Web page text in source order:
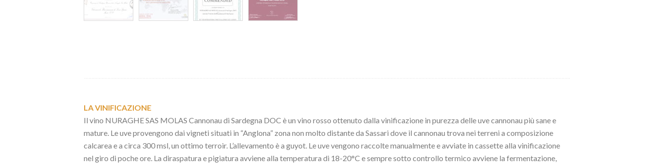
LA VINIFICAZIONE
Il vino NURAGHE SAS MOLAS Cannonau di Sardegna DOC è un vino rosso ottenuto dalla vinificazione in purezza delle uve cannonau più sane e
mature. Le uve provengono dai vigneti situati in “Anglona” zona non molto distante da Sassari dove il cannonau trova nei terreni a composizione
calcarea e a circa 300 msl, un ottimo terroir. L’allevamento è a guyot. Le uve vengono raccolte manualmente e avviate in cassette alla vinificazione
nel giro di poche ore. La diraspatura e pigiatura avviene alla temperatura di 18-20°C e sempre sotto controllo termico avviene la fermentazione,